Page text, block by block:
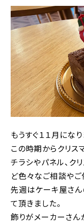
もうすぐ１１月になり
この時期からクリス
チラシやパネル、ク
ど色々なご相談やご
先週はケーキ屋さ
て頂きました。
飾りがメーカーさん